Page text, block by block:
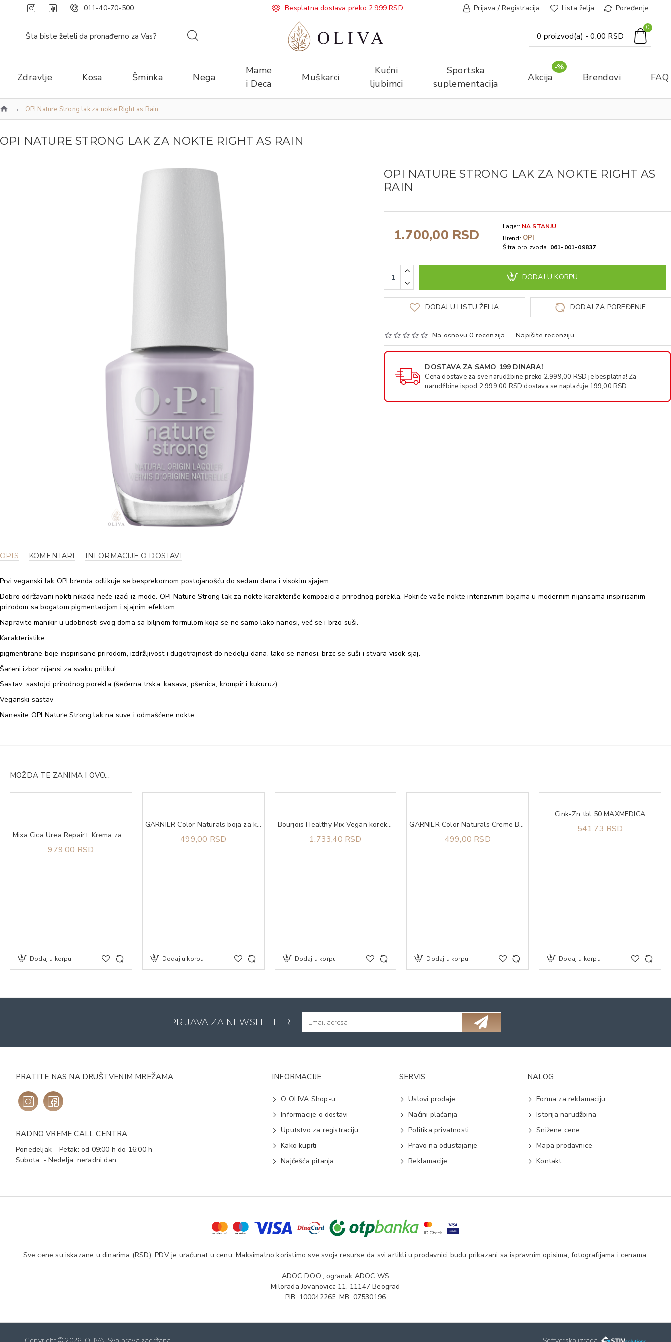
011-40-70-500 Besplatna dostava preko 2.999 RSD. Prijava / Registracija Lista želja Poređenje
0 proizvod(a) - 0,00 RSD
0
Zdravlje Kosa Šminka Nega
Mame
i Deca
Muškarci
Kućni
ljubimci
Sportska
suplementacija
Akcija
-%
Brendovi FAQ
OPI Nature Strong lak za nokte Right as Rain
OPI NATURE STRONG LAK ZA NOKTE RIGHT AS RAIN
OPI NATURE STRONG LAK ZA NOKTE RIGHT AS
RAIN
Na osnovu 0 recenzija. - Napišite recenziju
1.700,00 RSD Lager: NA STANJU
Brend: OPI
Šifra proizvoda: 061-001-09837
DODAJ U KORPU
DODAJ U LISTU ŽELJA DODAJ ZA POREĐENJE
DOSTAVA ZA SAMO 199 DINARA!
Cena dostave za sve narudžbine preko 2.999,00 RSD je besplatna! Za
narudžbine ispod 2.999,00 RSD dostava se naplaćuje 199,00 RSD.
OPIS KOMENTARI INFORMACIJE O DOSTAVI
Prvi veganski lak OPI brenda odlikuje se besprekornom postojanošću do sedam dana i visokim sjajem.
Dobro održavani nokti nikada neće izaći iz mode. OPI Nature Strong lak za nokte karakteriše kompozicija prirodnog porekla. Pokriće vaše nokte intenzivnim bojama u modernim nijansama inspirisanim
prirodom sa bogatom pigmentacijom i sjajnim efektom.
Napravite manikir u udobnosti svog doma sa biljnom formulom koja se ne samo lako nanosi, već se i brzo suši.
Karakteristike:
pigmentirane boje inspirisane prirodom, izdržljivost i dugotrajnost do nedelju dana, lako se nanosi, brzo se suši i stvara visok sjaj.
Šareni izbor nijansi za svaku priliku!
Sastav: sastojci prirodnog porekla (šećerna trska, kasava, pšenica, krompir i kukuruz)
Veganski sastav
Nanesite OPI Nature Strong lak na suve i odmašćene nokte.
MOŽDA TE ZANIMA I OVO...
Mixa Cica Urea Repair+ Krema za ruke za osetljivu kožu sa zaštitom kožne barijere 50 ml
979,00 RSD
Dodaj u korpu
GARNIER Color Naturals boja za kosu 4.12 cold brown
499,00 RSD
Dodaj u korpu
Bourjois Healthy Mix Vegan korektor 52
1.733,40 RSD
Dodaj u korpu
GARNIER Color Naturals Creme Boja za kosu 7.1 Pepeljasto plava
499,00 RSD
Dodaj u korpu
Cink-Zn tbl 50 MAXMEDICA
541,73 RSD
Dodaj u korpu
PRIJAVA ZA NEWSLETTER:
PRATITE NAS NA DRUŠTVENIM MREŽAMA
RADNO VREME CALL CENTRA
Ponedeljak - Petak: od 09:00 h do 16:00 h
Subota: - Nedelja: neradni dan
INFORMACIJE
O OLIVA Shop-u
Informacije o dostavi
Uputstvo za registraciju
Kako kupiti
Najčešća pitanja
SERVIS
Uslovi prodaje
Načini plaćanja
Politika privatnosti
Pravo na odustajanje
Reklamacije
NALOG
Forma za reklamaciju
Istorija narudžbina
Snižene cene
Mapa prodavnice
Kontakt
Sve cene su iskazane u dinarima (RSD). PDV je uračunat u cenu. Maksimalno koristimo sve svoje resurse da svi artikli u prodavnici budu prikazani sa ispravnim opisima, fotografijama i cenama.
ADOC D.O.O., ogranak ADOC WS
Milorada Jovanovica 11, 11147 Beograd
PIB: 100042265, MB: 07530196
Copyright © 2026. OLIVA. Sva prava zadržana. Softverska izrada: